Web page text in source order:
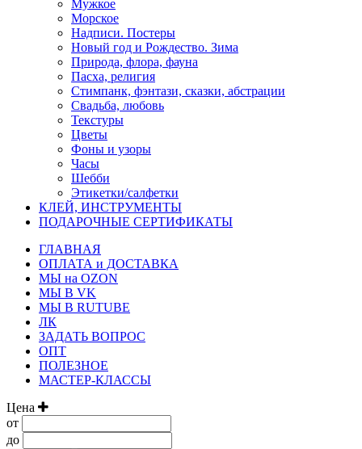
Мужкое
Морское
Надписи. Постеры
Новый год и Рождество. Зима
Природа, флора, фауна
Пасха, религия
Стимпанк, фэнтази, сказки, абстрации
Свадьба, любовь
Текстуры
Цветы
Фоны и узоры
Часы
Шебби
Этикетки/салфетки
КЛЕЙ, ИНСТРУМЕНТЫ
ПОДАРОЧНЫЕ СЕРТИФИКАТЫ
ГЛАВНАЯ
ОПЛАТА и ДОСТАВКА
МЫ на OZON
МЫ В VK
МЫ В RUTUBE
ЛК
ЗАДАТЬ ВОПРОС
ОПТ
ПОЛЕЗНОЕ
МАСТЕР-КЛАССЫ
Цена
от
до